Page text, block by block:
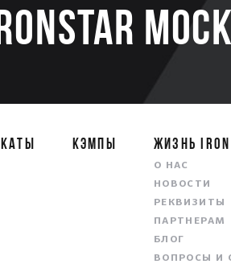
КЭМПЫ ЖИЗНЬ
О НАС
НОВОСТИ
РЕКВИЗИТЫ
ПАРТНЕРАМ
БЛОГ
ВОПРОСЫ И